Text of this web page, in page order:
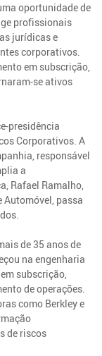
oportunidade de
profissionais
jurídicas e
corporativos.
em subscrição,
se ativos
presidência
Corporativos. A
responsável
a
Rafael Ramalho,
Automóvel, passa
de 35 anos de
na engenharia
subscrição,
de operações.
como Berkley e
de riscos